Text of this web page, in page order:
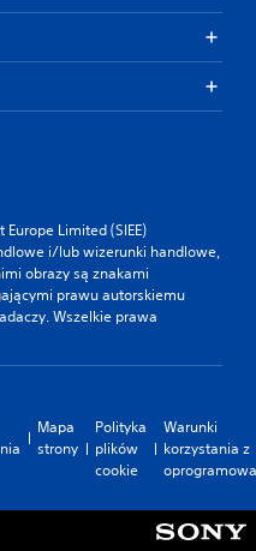
Limited (SIEE)
i/lub wizerunki handlowe,
obrazy są znakami
prawu autorskiemu
Wszelkie prawa
Mapa
strony
Polityka
plików
cookie
Warunki
korzystania z